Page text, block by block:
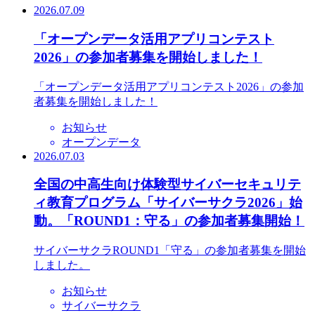
2026.07.09
「オープンデータ活用アプリコンテスト
2026」の参加者募集を開始しました！
「オープンデータ活用アプリコンテスト2026」の参加
者募集を開始しました！
お知らせ
オープンデータ
2026.07.03
全国の中高生向け体験型サイバーセキュリテ
ィ教育プログラム「サイバーサクラ2026」始
動。「ROUND1：守る」の参加者募集開始！
サイバーサクラROUND1「守る」の参加者募集を開始
しました。
お知らせ
サイバーサクラ